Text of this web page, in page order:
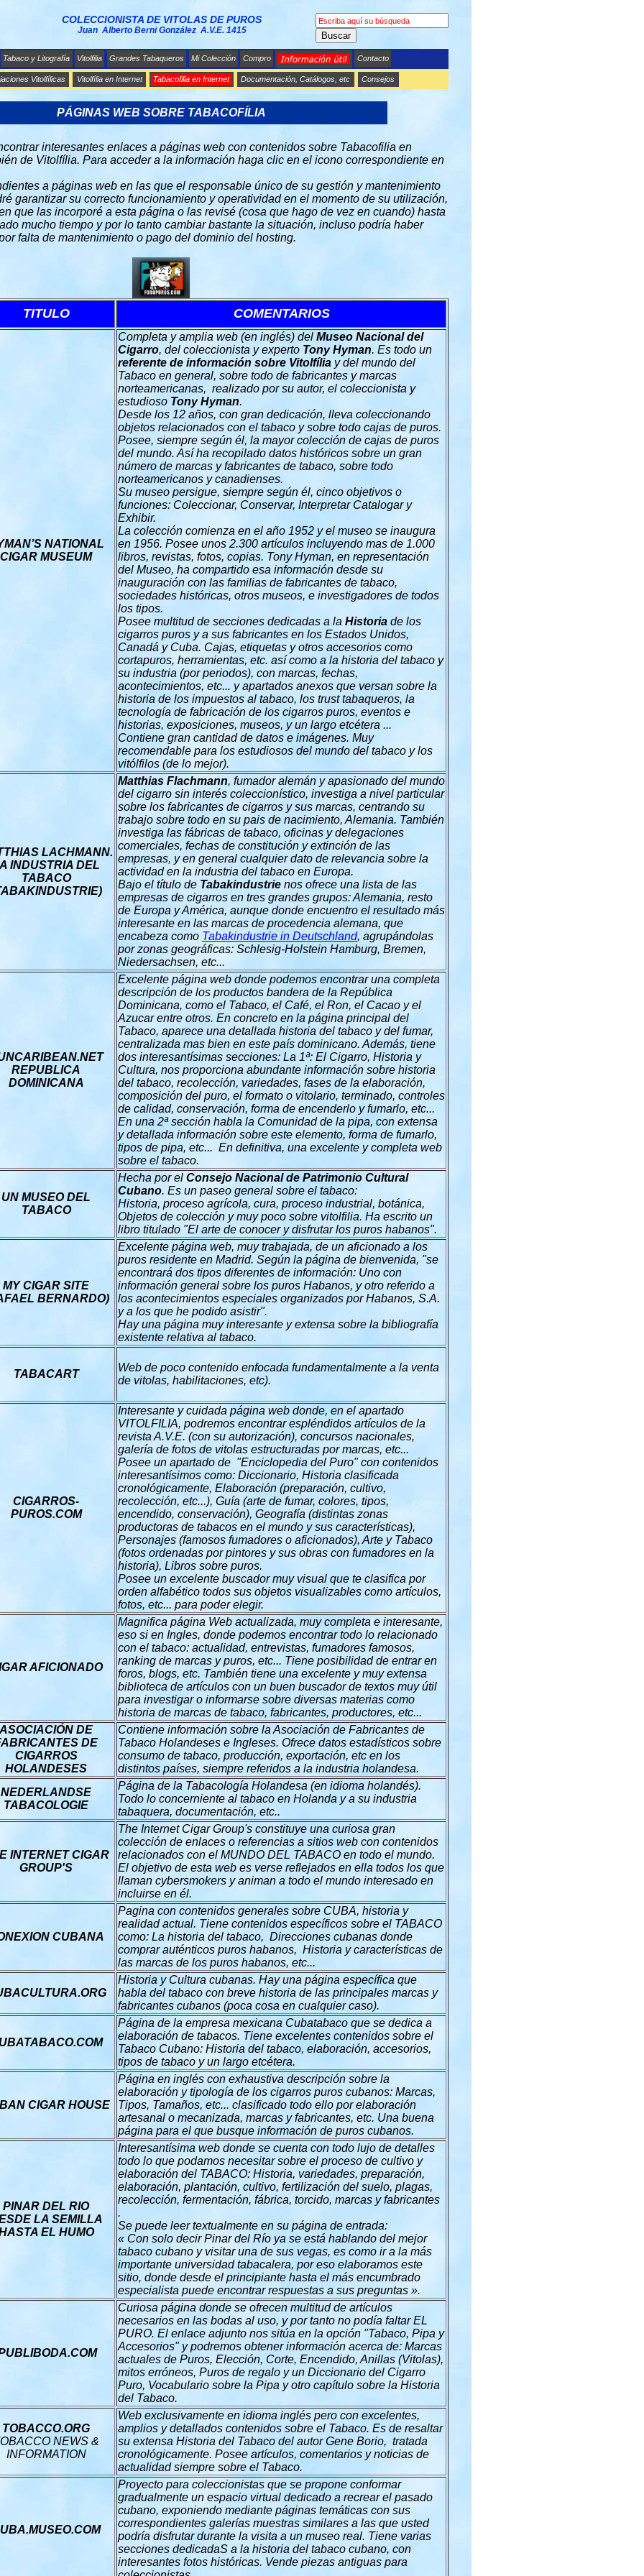
COLECCIONISTA DE VITOLAS DE PUROS
Juan Alberto Berni González A.V.E. 1415 Buscar
Tabaco y Litografía Vitolfilia Grandes Tabaqueros Mi Colección Compro Contacto
Vitolfílicas Vitolfília en Internet Tabacofilia en Internet Documentación, Catálogos, etc Consejos
PÁGINAS WEB SOBRE TABACOFÍLIA
interesantes enlaces a páginas web con contenidos sobre Tabacofilia en
de Vitolfília. Para acceder a la información haga clic en el icono correspondiente en
a páginas web en las que el responsable único de su gestión y mantenimiento
garantizar su correcto funcionamiento y operatividad en el momento de su utilización,
que las incorporé a esta página o las revisé (cosa que hago de vez en cuando) hasta
mucho tiempo y por lo tanto cambiar bastante la situación, incluso podría haber
falta de mantenimiento o pago del dominio del hosting.
TITULO COMENTARIOS
NATIONAL
CIGAR MUSEUM
Completa y amplia web (en inglés) del Museo Nacional del
Cigarro, del coleccionista y experto Tony Hyman. Es todo un
referente de información sobre Vitolfília y del mundo del
Tabaco en general, sobre todo de fabricantes y marcas
norteamericanas, realizado por su autor, el coleccionista y
estudioso Tony Hyman.
Desde los 12 años, con gran dedicación, lleva coleccionando
objetos relacionados con el tabaco y sobre todo cajas de puros.
Posee, siempre según él, la mayor colección de cajas de puros
del mundo. Así ha recopilado datos históricos sobre un gran
número de marcas y fabricantes de tabaco, sobre todo
norteamericanos y canadienses.
Su museo persigue, siempre según él, cinco objetivos o
funciones: Coleccionar, Conservar, Interpretar Catalogar y
Exhibir.
La colección comienza en el año 1952 y el museo se inaugura
en 1956. Posee unos 2.300 artículos incluyendo mas de 1.000
libros, revistas, fotos, copias. Tony Hyman, en representación
del Museo, ha compartido esa información desde su
inauguración con las familias de fabricantes de tabaco,
sociedades históricas, otros museos, e investigadores de todos
los tipos.
Posee multitud de secciones dedicadas a la Historia de los
cigarros puros y a sus fabricantes en los Estados Unidos,
Canadá y Cuba. Cajas, etiquetas y otros accesorios como
cortapuros, herramientas, etc. así como a la historia del tabaco y
su industria (por periodos), con marcas, fechas,
acontecimientos, etc... y apartados anexos que versan sobre la
historia de los impuestos al tabaco, los trust tabaqueros, la
tecnología de fabricación de los cigarros puros, eventos e
historias, exposiciones, museos, y un largo etcétera ...
Contiene gran cantidad de datos e imágenes. Muy
recomendable para los estudiosos del mundo del tabaco y los
vitólfilos (de lo mejor).
LACHMANN.
INDUSTRIA DEL
TABACO
Matthias Flachmann, fumador alemán y apasionado del mundo
del cigarro sin interés coleccionístico, investiga a nivel particular
sobre los fabricantes de cigarros y sus marcas, centrando su
trabajo sobre todo en su pais de nacimiento, Alemania. También
investiga las fábricas de tabaco, oficinas y delegaciones
comerciales, fechas de constitución yextinción de las
empresas, y en general cualquier dato de relevancia sobre la
actividad en la industria del tabaco en Europa.
Bajo el título de Tabakindustrie nos ofrece una lista de las
empresas de cigarros en tres grandes grupos: Alemania, resto
de Europa y América, aunque donde encuentro el resultado más
interesante en las marcas de procedencia alemana, que
encabeza como Tabakindustrie in Deutschland, agrupándolas
por zonas geográficas: Schlesig-Holstein Hamburg, Bremen,
Niedersachsen, etc...
REPUBLICA
DOMINICANA
Excelente página web donde podemos encontrar una completa
descripción de los productos bandera de la República
Dominicana, como el Tabaco, el Café, el Ron, el Cacao y el
Azucar entre otros. En concreto en la página principal del
Tabaco, aparece una detallada historia del tabaco y del fumar,
centralizada mas bien en este país dominicano. Además, tiene
dos interesantísimas secciones: La 1ª: El Cigarro, Historia y
Cultura, nos proporciona abundante información sobre historia
del tabaco, recolección, variedades, fases de la elaboración,
composición del puro, el formato o vitolario, terminado, controles
de calidad, conservación, forma de encenderlo y fumarlo, etc...
En una 2ª sección habla la Comunidad de la pipa, con extensa
y detallada información sobre este elemento, forma de fumarlo,
tipos de pipa, etc... En definitiva, una excelente y completa web
sobre el tabaco.
UN MUSEO DEL
TABACO
Hecha por el Consejo Nacional de Patrimonio Cultural
Cubano. Es un paseo general sobre el tabaco:
Historia, proceso agrícola, cura, proceso industrial, botánica,
Objetos de colección y muy poco sobre vitolfilia. Ha escrito un
libro titulado "El arte de conocer y disfrutar los puros habanos".
MY CIGAR SITE
BERNARDO)
Excelente página web, muy trabajada, de un aficionado a los
puros residente en Madrid. Según la página de bienvenida, "se
encontrará dos tipos diferentes de información: Uno con
información general sobre los puros Habanos, y otro referido a
los acontecimientos especiales organizados por Habanos, S.A.
y a los que he podido asistir".
Hay una página muy interesante y extensa sobre la bibliografía
existente relativa al tabaco.
TABACART
Web de poco contenido enfocada fundamentalmente a la venta
de vitolas, habilitaciones, etc).
CIGARROS-
PUROS.COM
Interesante y cuidada página web donde, en el apartado
VITOLFILIA, podremos encontrar espléndidos artículos de la
revista A.V.E. (con su autorización), concursos nacionales,
galería de fotos de vitolas estructuradas por marcas, etc...
Posee un apartado de "Enciclopedia del Puro" con contenidos
interesantísimos como: Diccionario, Historia clasificada
cronológicamente, Elaboración (preparación, cultivo,
recolección, etc...), Guía (arte de fumar, colores, tipos,
encendido, conservación), Geografía (distintas zonas
productoras de tabacos en el mundo y sus características),
Personajes (famosos fumadores o aficionados), Arte y Tabaco
(fotos ordenadas por pintores y sus obras con fumadores en la
historia), Libros sobre puros.
Posee un excelente buscador muy visual que te clasifica por
orden alfabético todos sus objetos visualizables como artículos,
fotos, etc... para poder elegir.
AFICIONADO
Magnifica página Web actualizada, muy completa e interesante,
eso si en Ingles, donde podemos encontrar todo lo relacionado
con el tabaco: actualidad, entrevistas, fumadores famosos,
ranking de marcas y puros, etc... Tiene posibilidad de entrar en
foros, blogs, etc. También tiene una excelente y muy extensa
biblioteca de artículos con un buen buscador de textos muy útil
para investigar o informarse sobre diversas materias como
historia de marcas de tabaco, fabricantes, productores, etc...
ASOCIACIÓN DE
DE
CIGARROS
HOLANDESES
Contiene información sobre la Asociación de Fabricantes de
Tabaco Holandeses e Ingleses. Ofrece datos estadísticos sobre
consumo de tabaco, producción, exportación, etc en los
distintos países, siempre referidos a la industria holandesa.
NEDERLANDSE
TABACOLOGIE
Página de la Tabacología Holandesa (en idioma holandés).
Todo lo concerniente al tabaco en Holanda y a su industria
tabaquera, documentación, etc..
INTERNET CIGAR
GROUP'S
The Internet Cigar Group's constituye una curiosa gran
colección de enlaces o referencias a sitios web con contenidos
relacionados con el MUNDO DEL TABACO en todo el mundo.
El objetivo de esta web es verse reflejados en ella todos los que
llaman cybersmokers y animan a todo el mundo interesado en
incluirse en él.
CUBANA
Pagina con contenidos generales sobre CUBA, historia y
realidad actual. Tiene contenidos específicos sobre el TABACO
como: La historia del tabaco, Direcciones cubanas donde
comprar auténticos puros habanos, Historia y características de
las marcas de los puros habanos, etc...
Historia y Cultura cubanas. Hay una página específica que
habla del tabaco con breve historia de las principales marcas y
fabricantes cubanos (poca cosa en cualquier caso).
Página de la empresa mexicana Cubatabaco que se dedica a
elaboración de tabacos. Tiene excelentes contenidos sobre el
Tabaco Cubano: Historia del tabaco, elaboración, accesorios,
tipos de tabaco y un largo etcétera.
CIGAR HOUSE
Página en inglés con exhaustiva descripción sobre la
elaboración y tipología de los cigarros puros cubanos: Marcas,
Tipos, Tamaños, etc... clasificado todo ello por elaboración
artesanal o mecanizada, marcas y fabricantes, etc. Una buena
página para el que busque información de puros cubanos.
PINAR DEL RIO
LA SEMILLA
EL HUMO
Interesantísima web donde se cuenta con todo lujo de detalles
todo lo que podamos necesitar sobre el proceso de cultivo y
elaboración del TABACO: Historia, variedades, preparación,
elaboración, plantación, cultivo, fertilización del suelo, plagas,
recolección, fermentación, fábrica, torcido, marcas y fabricantes
.
Se puede leer textualmente en su página de entrada:
« Con solo decir Pinar del Río ya se está hablando del mejor
tabaco cubano y visitar una de sus vegas, es como ir a la más
importante universidad tabacalera, por eso elaboramos este
sitio, donde desde el principiante hasta el más encumbrado
especialista puede encontrar respuestas a sus preguntas ».
Curiosa página donde se ofrecen multitud de artículos
necesarios en las bodas al uso, y por tanto no podía faltar EL
PURO. El enlace adjunto nos sitúa en la opción "Tabaco, Pipa y
Accesorios" y podremos obtener información acerca de: Marcas
actuales de Puros, Elección, Corte, Encendido, Anillas (Vitolas),
mitos erróneos, Puros de regalo y un Diccionario del Cigarro
Puro, Vocabulario sobre la Pipa y otro capítulo sobre la Historia
del Tabaco.
TOBACCO.ORG
NEWS &
INFORMATION
Web exclusivamente en idioma inglés pero con excelentes,
amplios y detallados contenidos sobre el Tabaco. Es de resaltar
su extensa Historia del Tabaco del autor Gene Borio, tratada
cronológicamente. Posee artículos, comentarios y noticias de
actualidad siempre sobre el Tabaco.
Proyecto para coleccionistas que se propone conformar
gradualmente un espacio virtual dedicado a recrear el pasado
cubano, exponiendo mediante páginas temáticas con sus
correspondientes galerías muestras similares a las que usted
podría disfrutar durante la visita a un museo real. Tiene varias
secciones dedicadaS a la historia del tabaco cubano, con
interesantes fotos históricas. Vende piezas antiguas para